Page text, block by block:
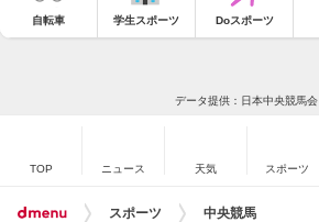
自転車 学生スポーツ Doスポーツ
データ提供：日本中央競馬会
TOP ニュース 天気 スポーツ
スポーツ 中央競馬